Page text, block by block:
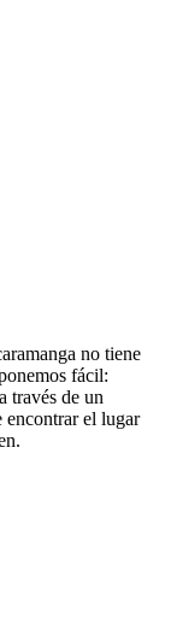
no tiene
fácil:
través de un
encontrar el lugar